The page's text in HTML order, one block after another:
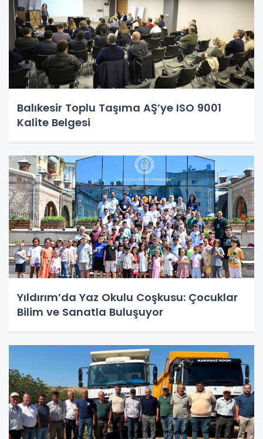
Balıkesir Toplu Taşıma AŞ’ye ISO 9001
Kalite Belgesi
Yıldırım’da Yaz Okulu Coşkusu: Çocuklar
Bilim ve Sanatla Buluşuyor